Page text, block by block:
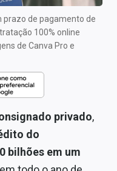
prazo de pagamento de
100% online
de Canva Pro e
privado,
do
bilhões em um